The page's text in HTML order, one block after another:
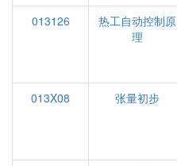
013126
热工自动控制原
理
013X08
张量初步